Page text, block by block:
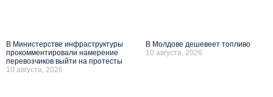
В Министерстве инфраструктуры
прокомментировали намерение
перевозчиков выйти на протесты
10 августа, 2026
В Молдове дешевеет топливо
10 августа, 2026